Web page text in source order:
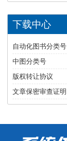
下载中心
自动化图书分类号
中图分类号
版权转让协议
文章保密审查证明